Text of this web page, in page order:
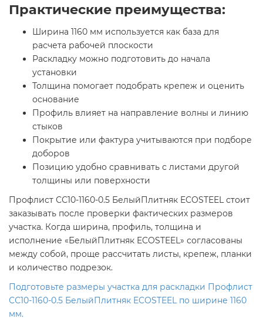
Практические преимущества:
Ширина 1160 мм используется как база для
расчета рабочей плоскости
Раскладку можно подготовить до начала
установки
Толщина помогает подобрать крепеж и оценить
основание
Профиль влияет на направление волны и линию
стыков
Покрытие или фактура учитываются при подборе
доборов
Позицию удобно сравнивать с листами другой
толщины или поверхности
Профлист СС10-1160-0.5 БелыйПлитняк ECOSTEEL стоит
заказывать после проверки фактических размеров
участка. Когда ширина, профиль, толщина и
исполнение «БелыйПлитняк ECOSTEEL» согласованы
между собой, проще рассчитать листы, крепеж, планки
и количество подрезок.
Подготовьте размеры участка для раскладки Профлист
СС10-1160-0.5 БелыйПлитняк ECOSTEEL по ширине 1160
мм.